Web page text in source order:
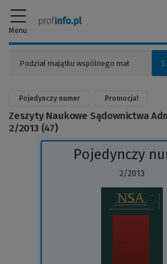
Menu
Pojedynczy numer Promocja!
Zeszyty Naukowe Sądownictwa
2/2013 (47)
Pojedynczy
2/2013